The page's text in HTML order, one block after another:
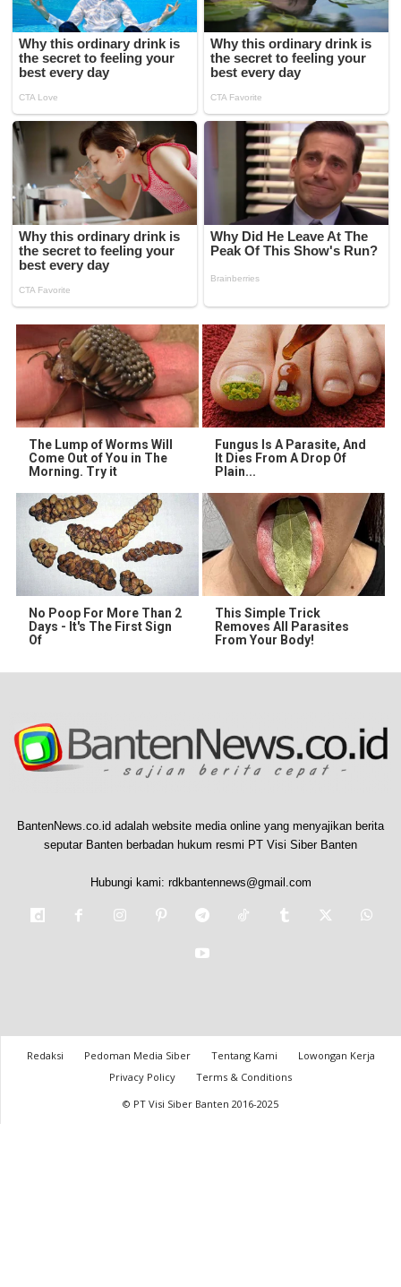
The Lump of Worms Will
Come Out of You in The
Morning. Try it
Fungus Is A Parasite, And
It Dies From A Drop Of
Plain...
No Poop For More Than 2
Days - It's The First Sign
Of
This Simple Trick
Removes All Parasites
From Your Body!
BantenNews.co.id adalah website media online yang menyajikan berita
seputar Banten berbadan hukum resmi PT Visi Siber Banten
Hubungi kami: rdkbantennews@gmail.com
Redaksi Pedoman Media Siber Tentang Kami
Lowongan Kerja
Privacy Policy
Terms & Conditions
© PT Visi Siber Banten 2016-2025